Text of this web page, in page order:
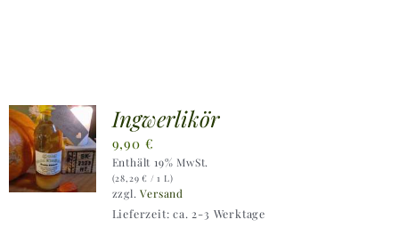
Ingwerlikör
9,90 €
Enthält 19% MwSt.
(28,29€ / 1 L)
zzgl.Versand
Lieferzeit: ca. 2-3 Werktage